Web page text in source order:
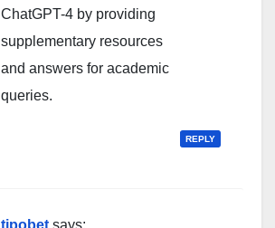
ChatGPT-4 by providing
supplementary resources
and answers for academic
queries.
REPLY
tipobet says: